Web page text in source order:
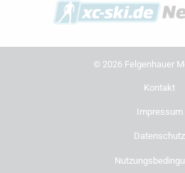
© 2026 Felgenhauer
Kontakt
Impressum
Datenschutz